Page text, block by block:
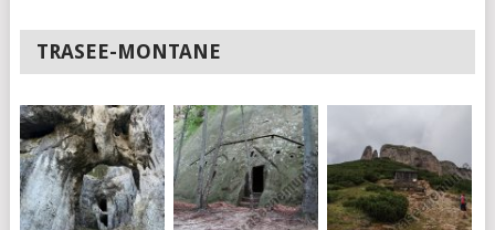
TRASEE-MONTANE